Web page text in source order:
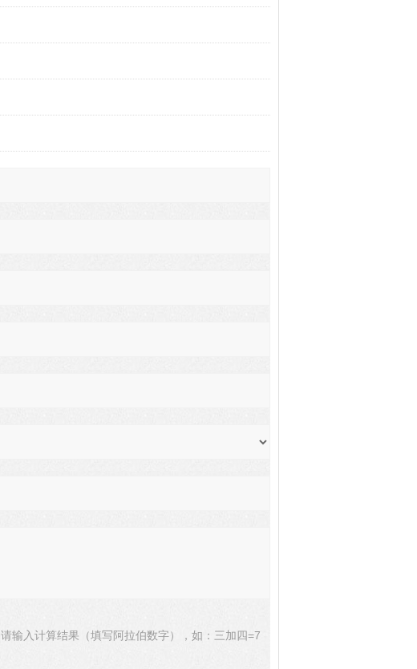
请输入计算结果（填写阿拉伯数字），如：三加四=7